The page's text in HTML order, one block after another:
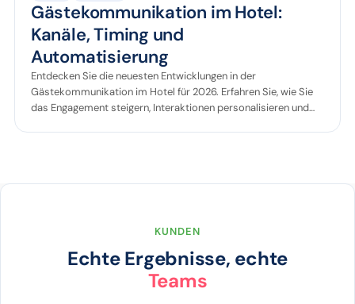
Gästekommunikation im Hotel:
Kanäle, Timing und
Automatisierung
Entdecken Sie die neuesten Entwicklungen in der
Gästekommunikation im Hotel für 2026. Erfahren Sie, wie Sie
das Engagement steigern, Interaktionen personalisieren und
KUNDEN
Echte Ergebnisse, echte
Teams